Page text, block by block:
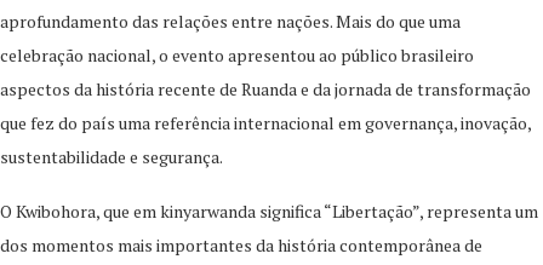
aprofundamento das relações entre nações. Mais do que uma
celebração nacional, o evento apresentou ao público brasileiro
aspectos da história recente de Ruanda e da jornada de transformação
que fez do país uma referência internacional em governança, inovação,
sustentabilidade e segurança.
O Kwibohora, que em kinyarwanda significa “Libertação”, representa um
dos momentos mais importantes da história contemporânea de